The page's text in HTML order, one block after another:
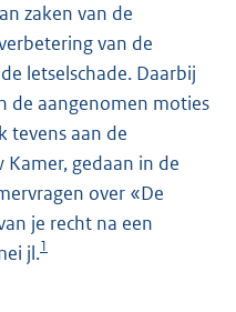
zaken van de
van de
letselschade. Daarbij
de aangenomen moties
tevens aan de
gedaan in de
over «De
je recht na een
jl.1